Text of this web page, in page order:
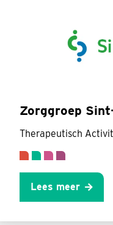
Zorggroep
Therapeutisch
Lees meer